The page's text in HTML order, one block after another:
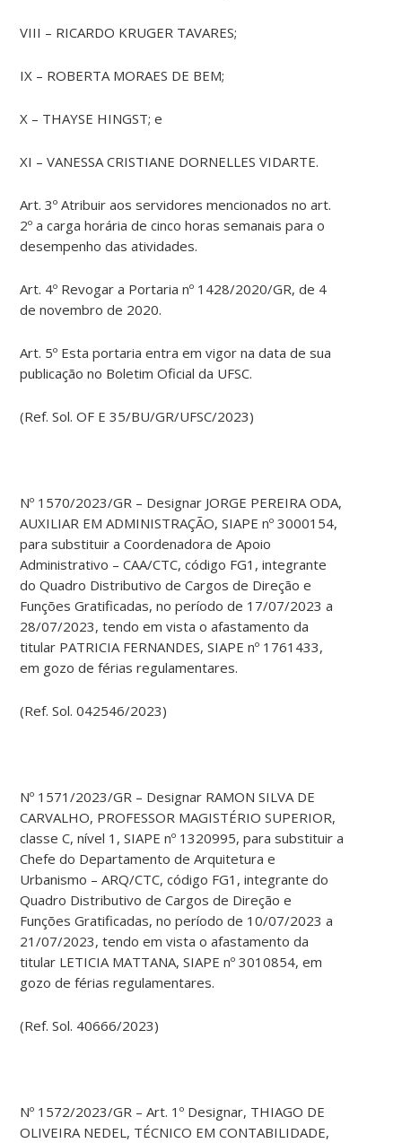
VIII – RICARDO KRUGER TAVARES;
IX – ROBERTA MORAES DE BEM;
X – THAYSE HINGST; e
XI – VANESSA CRISTIANE DORNELLES VIDARTE.
Art. 3º Atribuir aos servidores mencionados no art.
2º a carga horária de cinco horas semanais para o
desempenho das atividades.
Art. 4º Revogar a Portaria nº 1428/2020/GR, de 4
de novembro de 2020.
Art. 5º Esta portaria entra em vigor na data de sua
publicação no Boletim Oficial da UFSC.
(Ref. Sol. OF E 35/BU/GR/UFSC/2023)
Nº 1570/2023/GR – Designar JORGE PEREIRA ODA,
AUXILIAR EM ADMINISTRAÇÃO, SIAPE nº 3000154,
para substituir a Coordenadora de Apoio
Administrativo – CAA/CTC, código FG1, integrante
do Quadro Distributivo de Cargos de Direção e
Funções Gratificadas, no período de 17/07/2023 a
28/07/2023, tendo em vista o afastamento da
titular PATRICIA FERNANDES, SIAPE nº 1761433,
em gozo de férias regulamentares.
(Ref. Sol. 042546/2023)
Nº 1571/2023/GR – Designar RAMON SILVA DE
CARVALHO, PROFESSOR MAGISTÉRIO SUPERIOR,
classe C, nível 1, SIAPE nº 1320995, para substituir a
Chefe do Departamento de Arquitetura e
Urbanismo – ARQ/CTC, código FG1, integrante do
Quadro Distributivo de Cargos de Direção e
Funções Gratificadas, no período de 10/07/2023 a
21/07/2023, tendo em vista o afastamento da
titular LETICIA MATTANA, SIAPE nº 3010854, em
gozo de férias regulamentares.
(Ref. Sol. 40666/2023)
Nº 1572/2023/GR – Art. 1º Designar, THIAGO DE
OLIVEIRA NEDEL, TÉCNICO EM CONTABILIDADE,